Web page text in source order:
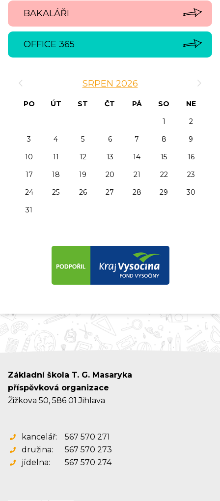
BAKALÁŘI
OFFICE 365
SRPEN 2026
PO ÚT ST ČT PÁ SO
NE
1
2
3
4 5 6 7 8
9
10
11 12 13 14 15
16
17
18 19 20 21 22
23
24
25 26 27 28 29
30
31
Základní škola T. G. Masaryka
příspěvková organizace
Žižkova 50, 586 01 Jihlava
kancelář:
567 570 271
družina:
567 570 273
jídelna:
567 570 274